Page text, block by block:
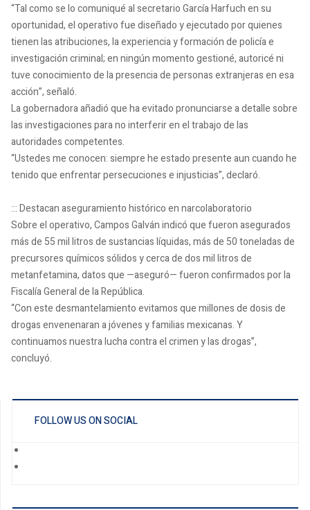
“Tal como se lo comuniqué al secretario García Harfuch en su
oportunidad, el operativo fue diseñado y ejecutado por quienes
tienen las atribuciones, la experiencia y formación de policía e
investigación criminal; en ningún momento gestioné, autoricé ni
tuve conocimiento de la presencia de personas extranjeras en esa
acción”, señaló.
La gobernadora añadió que ha evitado pronunciarse a detalle sobre
las investigaciones para no interferir en el trabajo de las
autoridades competentes.
“Ustedes me conocen: siempre he estado presente aun cuando he
tenido que enfrentar persecuciones e injusticias”, declaró.
::: Destacan aseguramiento histórico en narcolaboratorio
Sobre el operativo, Campos Galván indicó que fueron asegurados
más de 55 mil litros de sustancias líquidas, más de 50 toneladas de
precursores químicos sólidos y cerca de dos mil litros de
metanfetamina, datos que —aseguró— fueron confirmados por la
Fiscalía General de la República.
“Con este desmantelamiento evitamos que millones de dosis de
drogas envenenaran a jóvenes y familias mexicanas. Y
continuamos nuestra lucha contra el crimen y las drogas”,
concluyó.
FOLLOW US ON SOCIAL